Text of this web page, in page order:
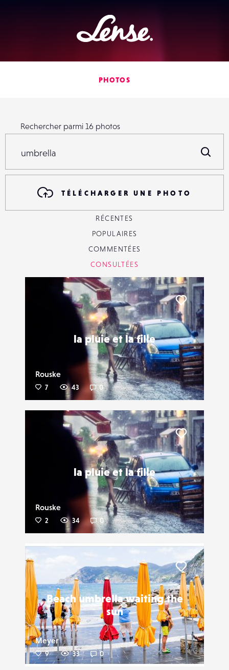
Lense
PHOTOS
Rechercher parmi 16 photos
TÉLÉCHARGER UNE PHOTO
RÉCENTES
POPULAIRES
COMMENTÉES
CONSULTÉES
la pluie et la fille
Rouske
7 43 0
Liker
la pluie et la fille
Rouske
2 34 0
Liker
Beach umbrella waiting the
sun
Meyer
9 33 0
Liker